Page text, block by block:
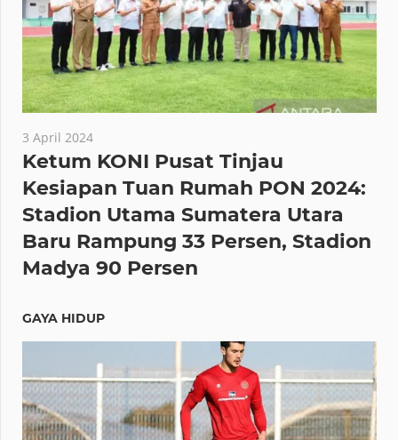
3 April 2024
Ketum KONI Pusat Tinjau
Kesiapan Tuan Rumah PON 2024:
Stadion Utama Sumatera Utara
Baru Rampung 33 Persen, Stadion
Madya 90 Persen
GAYA HIDUP